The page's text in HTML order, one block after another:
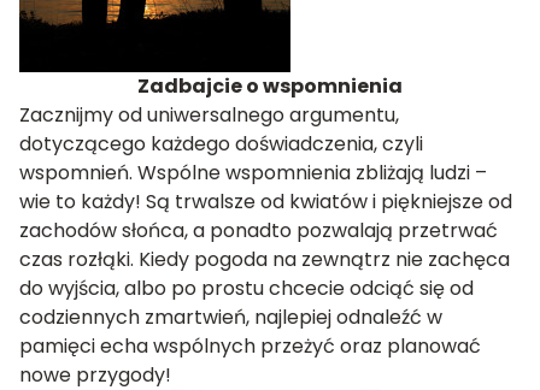
Zadbajcie o wspomnienia
Zacznijmy od uniwersalnego argumentu,
dotyczącego każdego doświadczenia, czyli
wspomnień. Wspólne wspomnienia zbliżają ludzi –
wie to każdy! Są trwalsze od kwiatów i piękniejsze od
zachodów słońca, a ponadto pozwalają przetrwać
czas rozłąki. Kiedy pogoda na zewnątrz nie zachęca
do wyjścia, albo po prostu chcecie odciąć się od
codziennych zmartwień, najlepiej odnaleźć w
pamięci echa wspólnych przeżyć oraz planować
nowe przygody!